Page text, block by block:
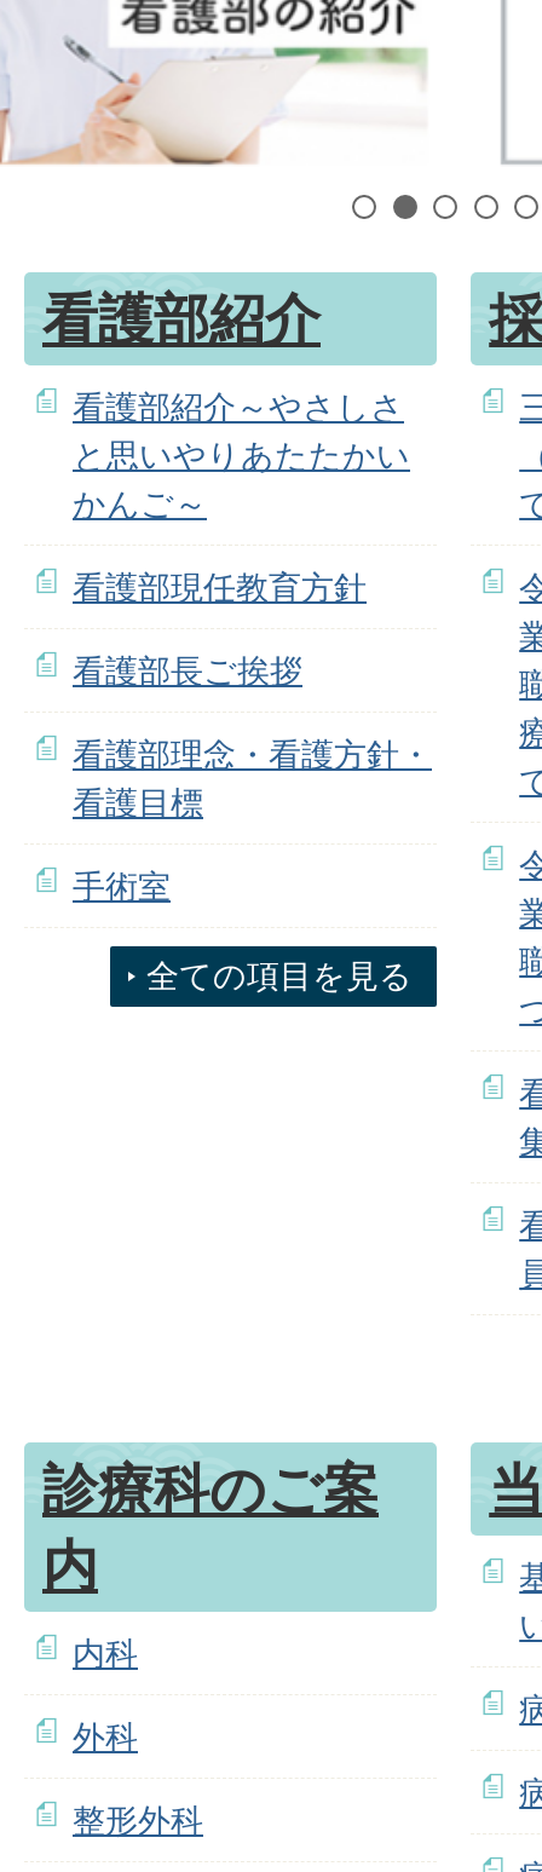
1 2 3 4
看護部紹介
看護部紹介～やさしさ
と思いやりあたたかい
かんご～
看護部現任教育方針
看護部長ご挨拶
看護部理念・看護方針・
看護目標
手術室
全ての項目を見る
診療科のご案
内
内科
外科
整形外科